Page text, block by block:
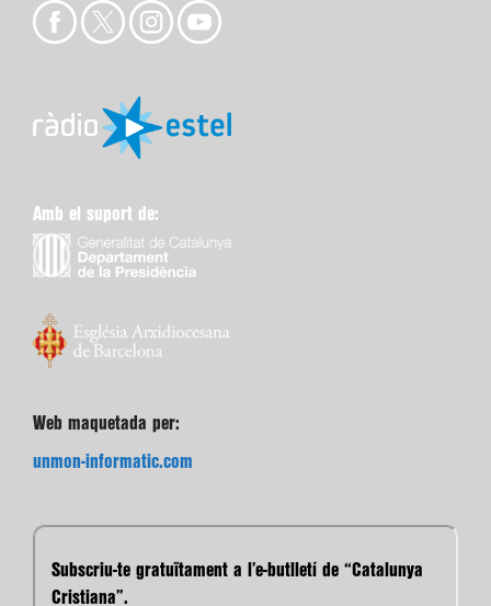
Amb el suport de:
Web maquetada per:
unmon-informatic.com
Subscriu-te gratuïtament a l’e-butlletí de “Catalunya
Cristiana”.